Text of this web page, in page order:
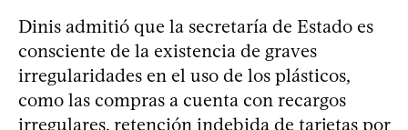
Dinis admitió que la secretaría de Estado es
consciente de la existencia de graves
irregularidades en el uso de los plásticos,
como las compras a cuenta con recargos
irregulares, retención indebida de tarjetas por